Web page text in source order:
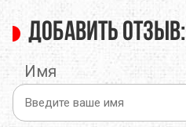
Добавить отзыв:
Имя